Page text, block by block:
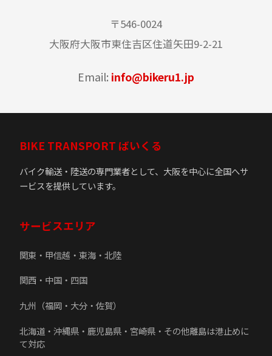
〒546-0024
大阪府大阪市東住吉区住道矢田9-2-21
Email: info@bikeru1.jp
BIKE TRANSPORT ばいくる
バイク輸送・陸送の専門業者として、大阪を中心に全国へサ
ービスを提供しています。
サービスエリア
関東・甲信越・東海・北陸
関西・中国・四国
九州（福岡・大分・佐賀）
北海道・沖縄県・鹿児島県・宮崎県・その他離島は港止めに
て対応